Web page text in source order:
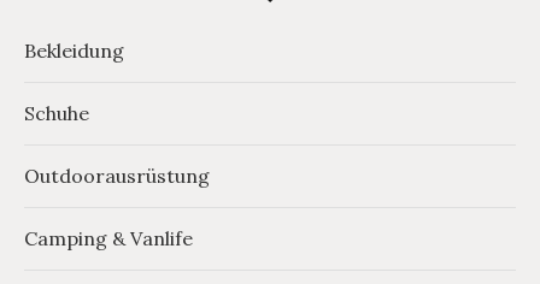
Bekleidung
Schuhe
Outdoorausrüstung
Camping & Vanlife